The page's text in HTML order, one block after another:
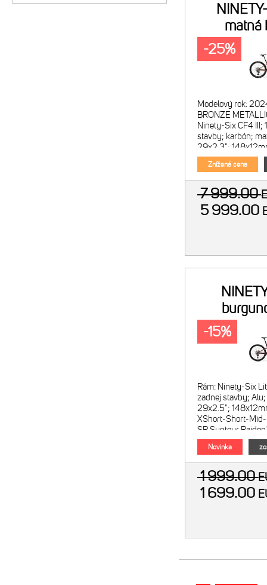
matná
Modelový rok:
BRONZE
Ninety-Six CF4 III;
stavby; karbón;
29x2.3";
34 Float SC
Znížená cena
-25%
7 999.00
5 999.00
Rám: Ninety-Six
zadnej stavby;
29x2.5";
XShort-Short-
SR Suntour
vzduchová;
diaľkové ovlá
Novinka
-15%
1 999.00
1 699.00